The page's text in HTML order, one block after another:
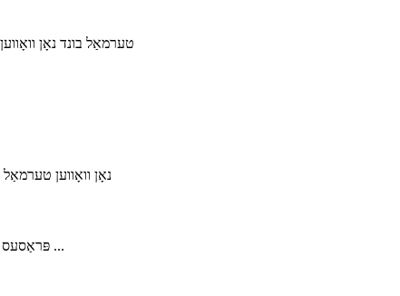
פּראַסעס פּראָדוקציע ציל ספּעסיפיקאַטיאָן מאַשין ...